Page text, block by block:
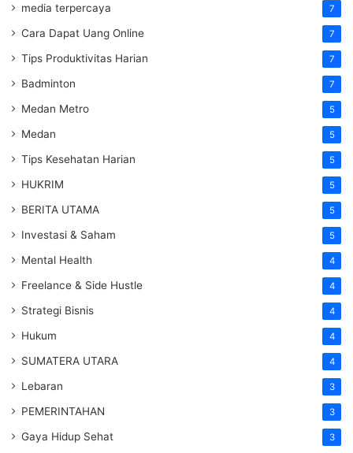
media terpercaya 7
Cara Dapat Uang Online 7
Tips Produktivitas Harian 7
Badminton 7
Medan Metro 5
Medan 5
Tips Kesehatan Harian 5
HUKRIM 5
BERITA UTAMA 5
Investasi & Saham 5
Mental Health 4
Freelance & Side Hustle 4
Strategi Bisnis 4
Hukum 4
SUMATERA UTARA 4
Lebaran 3
PEMERINTAHAN 3
Gaya Hidup Sehat 3